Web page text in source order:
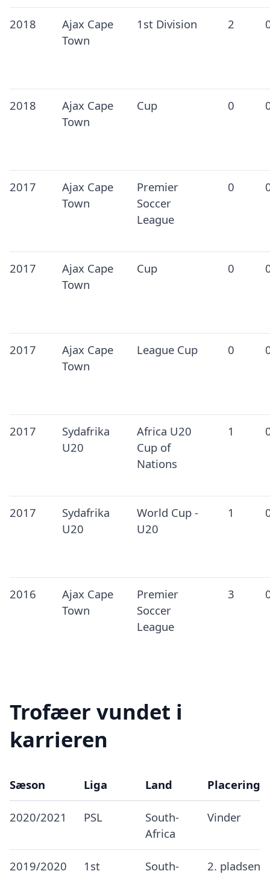
2018
Ajax Cape
Town
1st Division 2
2018
Ajax Cape
Town
Cup 0
2017
Ajax Cape
Town
Premier
Soccer
League
0
2017
Ajax Cape
Town
Cup 0
2017
Ajax Cape
Town
League Cup 0
2017
Sydafrika
U20
Africa U20
Cup of
Nations
1
2017
Sydafrika
U20
World Cup -
U20
1
2016
Ajax Cape
Town
Premier
Soccer
League
3
Trofæer vundet i
karrieren
Sæson Liga Land Placering
2020/2021 PSL
South-
Africa
Vinder
2019/2020
1st
South-
2. pladsen